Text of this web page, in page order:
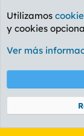
Foro General
Cookies
PL
Community platform
Utilizamos
y cookies
Ver más